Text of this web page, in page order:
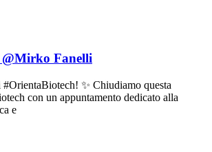
Fanelli
✨ Chiudiamo questa
con un appuntamento dedicato alla
e